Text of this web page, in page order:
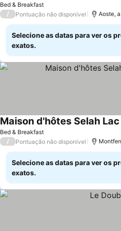
Bed & Breakfast
/ Pontuação não disponível Aoste,
Selecione as datas para ver os
exatos.
Bed & Breakfast
Maison d'hôtes Selah
/ Pontuação não disponível
Selecione as datas para ver os
exatos.